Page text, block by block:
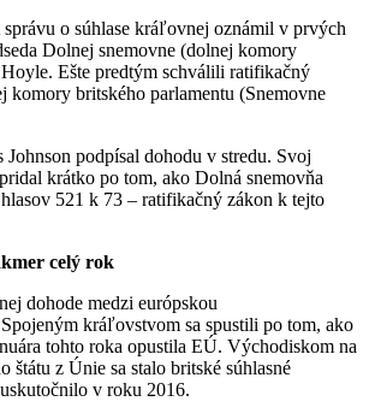
o súhlase kráľovnej oznámil v prvých
Dolnej snemovne (dolnej komory
Ešte predtým schválili ratifikačný
komory britského parlamentu (Snemovne
podpísal dohodu v stredu. Svoj
krátko po tom, ako Dolná snemovňa
521 k 73 – ratifikačný zákon k tejto
celý rok
dohode medzi európskou
kráľovstvom sa spustili po tom, ako
tohto roka opustila EÚ. Východiskom na
štátu z Únie sa stalo britské súhlasné
v roku 2016.